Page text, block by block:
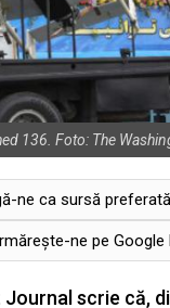
136. Foto: The
ne ca sursă
ne pe Google
scrie că,